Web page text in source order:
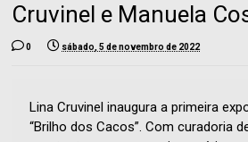
Cruvinel e Manuela
0 sábado, 5 de novembro de 2022
Lina Cruvinel inaugura a primeira
“Brilho dos Cacos”. Com curadoria